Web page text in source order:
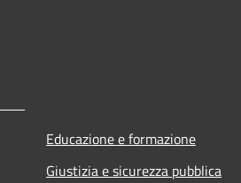
Educazione e formazione
Giustizia e sicurezza pubblica